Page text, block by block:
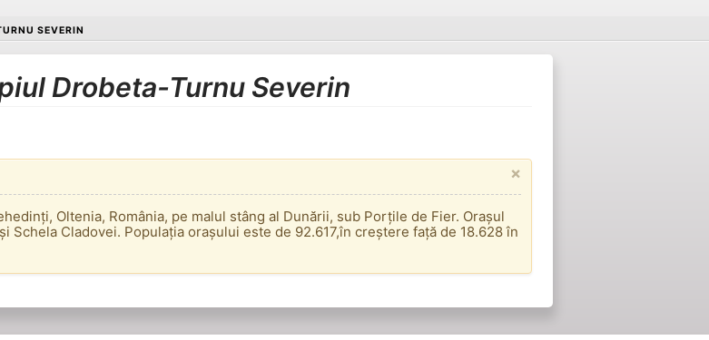
SEVERIN
Drobeta-Turnu Severin
×
Oltenia, România, pe malul stâng al Dunării, sub Porțile de Fier. Orașul
Schela Cladovei. Populația orașului este de 92.617,în creștere față de 18.628 în